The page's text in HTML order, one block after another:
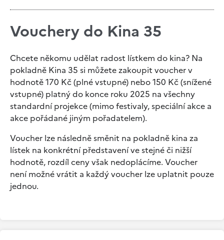
Vouchery do Kina 35
Chcete někomu udělat radost lístkem do kina? Na
pokladně Kina 35 si můžete zakoupit voucher v
hodnotě 170 Kč (plné vstupné) nebo 150 Kč (snížené
vstupné) platný do konce roku 2025 na všechny
standardní projekce (mimo festivaly, speciální akce a
akce pořádané jiným pořadatelem).
Voucher lze následně směnit na pokladně kina za
lístek na konkrétní představení ve stejné či nižší
hodnotě, rozdíl ceny však nedoplácíme. Voucher
není možné vrátit a každý voucher lze uplatnit pouze
jednou.